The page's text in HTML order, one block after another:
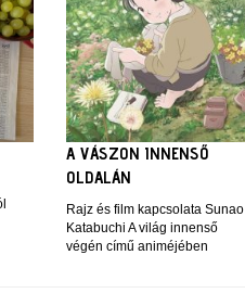
A VÁSZON INNENSŐ
OLDALÁN
Rajz és film kapcsolata Sunao
Katabuchi A világ innenső
végén című animéjében